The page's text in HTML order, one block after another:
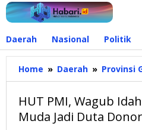
Lewati
ke
Daerah Nasional Politik
Home » Daerah » Provinsi
HUT PMI, Wagub
Muda Jadi Duta